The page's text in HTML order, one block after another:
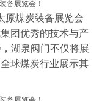
原煤炭装备展览会
团优秀的技术与产
湖泉阀门不仅将展
球煤炭行业展示其